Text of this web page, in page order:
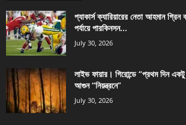
প্যাকার্স ক্যারিয়ারের নেতা আহমান
পর্যায়ে পারকিনসন...
July 30, 2026
লাইভ ফায়ার। গিরোন্ডে “প্রথম দিন
আগুন “নিয়ন্ত্রনে”
July 30, 2026